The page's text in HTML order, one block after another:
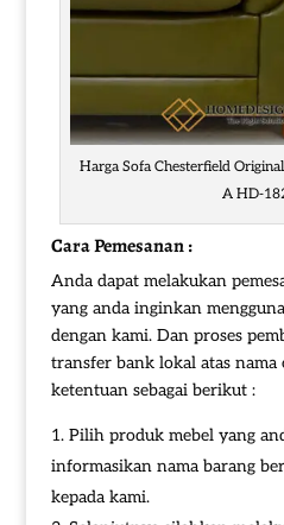
Harga Sofa Chesterfield
A HD-
Cara Pemesanan :
Anda dapat melakukan
yang anda inginkan
dengan kami. Dan proses
transfer bank lokal atas
ketentuan sebagai berikut :
Pilih produk mebel yang
informasikan nama barang
kepada kami.